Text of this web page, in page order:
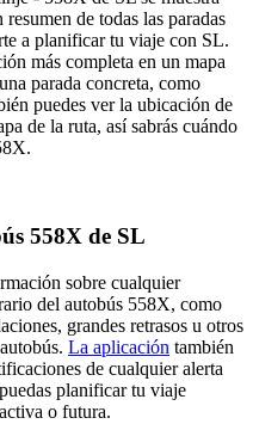
de todas las paradas
a planificar tu viaje con SL.
más completa en un mapa
parada concreta, como
puedes ver la ubicación de
de la ruta, así sabrás cuándo
558X de SL
sobre cualquier
del autobús 558X, como
grandes retrasos u otros
La aplicación también
de cualquier alerta
planificar tu viaje
o futura.